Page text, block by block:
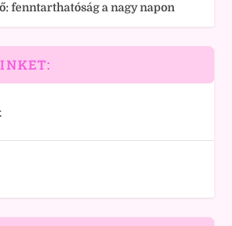
fenntarthatóság a nagy napon